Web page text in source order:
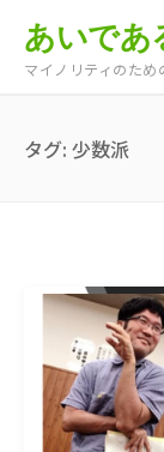
あいであ
マイノリティのため
タグ: 少数派